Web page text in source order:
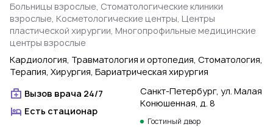
Больницы взрослые, Стоматологические клиники
взрослые, Косметологические центры, Центры
пластической хирургии, Многопрофильные медицинские
центры взрослые
Кардиология, Травматология и ортопедия, Стоматология,
Терапия, Хирургия, Бариатрическая хирургия
Вызов врача 24/7
Есть стационар
Санкт-Петербург, ул. Малая
Конюшенная, д. 8
Гостиный двор